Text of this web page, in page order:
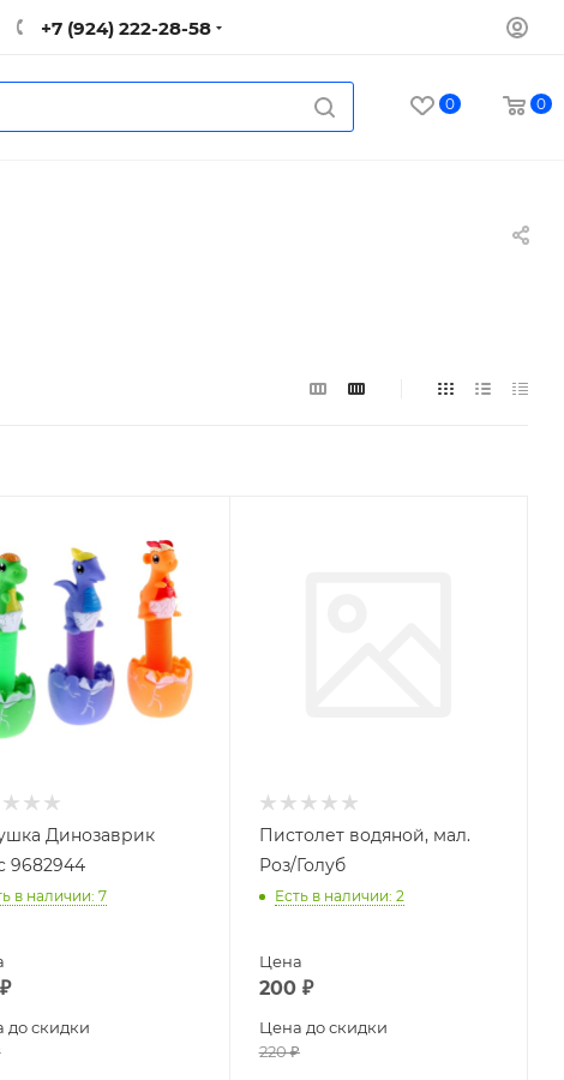
+7 (924) 222-28-58
0 0
Динозаврик
9682944
в наличии: 7
до скидки
Пистолет водяной, мал.
Роз/Голуб
Есть в наличии: 2
Цена
200₽
Цена до скидки
220₽